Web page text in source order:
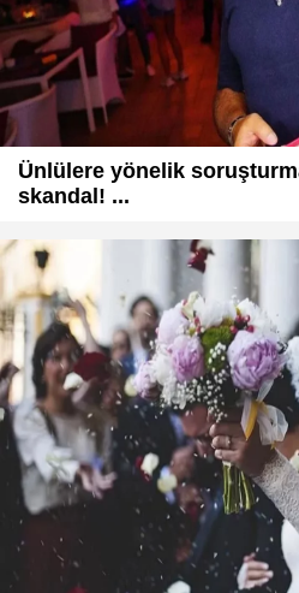
Ünlülere yönelik
skandal! ...